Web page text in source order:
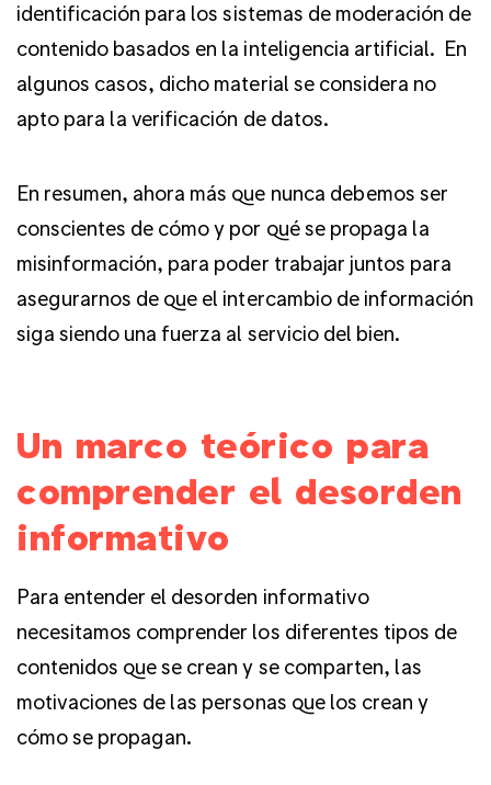
identificación para los sistemas de moderación de
contenido basados en la inteligencia artificial. En
algunos casos, dicho material se considera no
apto para la verificación de datos.
En resumen, ahora más que nunca debemos ser
conscientes de cómo y por qué se propaga la
misinformación, para poder trabajar juntos para
asegurarnos de que el intercambio de información
siga siendo una fuerza al servicio del bien.
Un marco teórico para
comprender el desorden
informativo
Para entender el desorden informativo
necesitamos comprender los diferentes tipos de
contenidos que se crean y se comparten, las
motivaciones de las personas que los crean y
cómo se propagan.